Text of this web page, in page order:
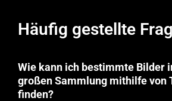
Häufig gestellte
Wie kann ich bestimmte Bilder
großen Sammlung mithilfe von
finden?